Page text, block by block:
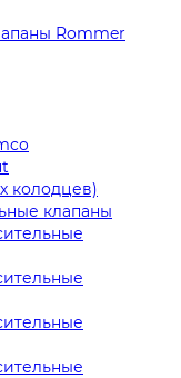
Rommer
колодцев)
клапаны